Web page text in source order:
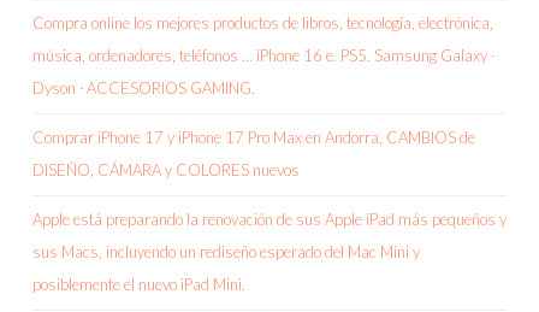
Compra online los mejores productos de libros, tecnología, electrónica,
música, ordenadores, teléfonos … iPhone 16 e. PS5. Samsung Galaxy ·
Dyson · ACCESORIOS GAMING.
Comprar iPhone 17 y iPhone 17 Pro Max en Andorra, CAMBIOS de
DISEÑO, CÁMARA y COLORES nuevos
Apple está preparando la renovación de sus Apple iPad más pequeños y
sus Macs, incluyendo un rediseño esperado del Mac Mini y
posiblemente el nuevo iPad Mini.